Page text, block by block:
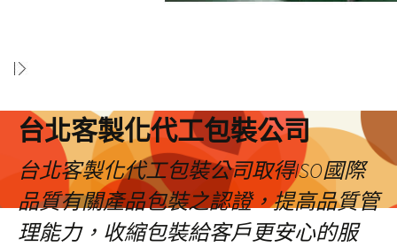
台北客製化代工包裝公司
台北客製化代工包裝公司取得ISO國際
品質有關產品包裝之認證，提高品質管
理能力，收縮包裝給客戶更安心的服